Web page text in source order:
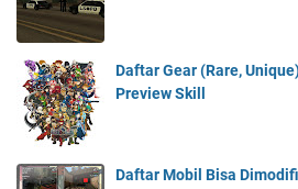
Daftar Gear (Rare,
Preview Skill
Daftar Mobil Bisa